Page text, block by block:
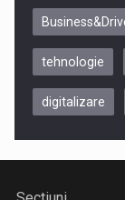
Be Inspired.
tehnologie
digitalizare